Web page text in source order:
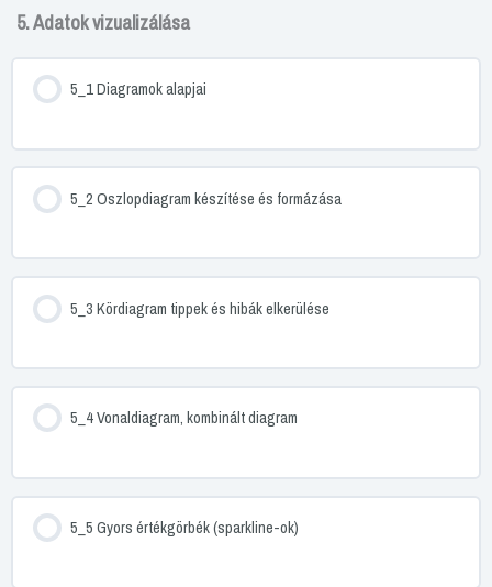
5. Adatok vizualizálása
5_1 Diagramok alapjai
5_2 Oszlopdiagram készítése és formázása
5_3 Kördiagram tippek és hibák elkerülése
5_4 Vonaldiagram, kombinált diagram
5_5 Gyors értékgörbék (sparkline-ok)